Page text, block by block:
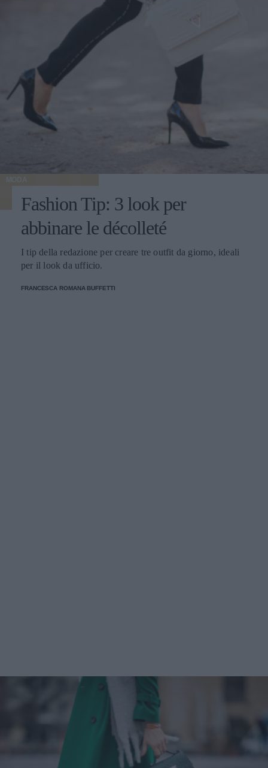
MODA
Fashion Tip: 3 look per
abbinare le décolleté
I tip della redazione per creare tre outfit da giorno, ideali
per il look da ufficio.
FRANCESCA ROMANA BUFFETTI